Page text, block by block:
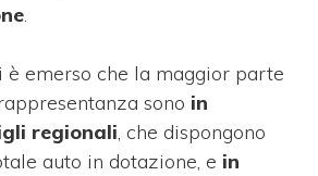
emerso che la maggior parte
sono in
regionali , che dispongono
auto in dotazione, e in